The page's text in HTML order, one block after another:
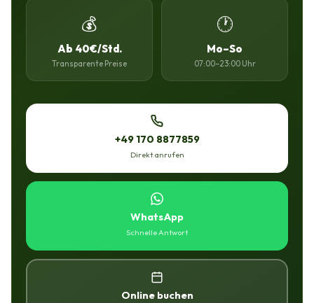
💰
Ab 40€/Std.
Transparente Preise
🕐
Mo–So
07:00–23:00 Uhr
+49 170 8877859
Direkt anrufen
WhatsApp
Schnelle Antwort
Online buchen